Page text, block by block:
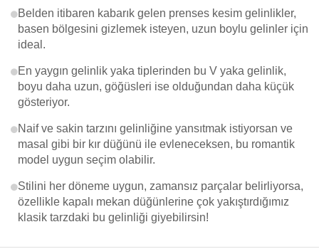
Belden itibaren kabarık gelen prenses kesim gelinlikler,
basen bölgesini gizlemek isteyen, uzun boylu gelinler için
ideal.
En yaygın gelinlik yaka tiplerinden bu V yaka gelinlik,
boyu daha uzun, göğüsleri ise olduğundan daha küçük
gösteriyor.
Naif ve sakin tarzını gelinliğine yansıtmak istiyorsan ve
masal gibi bir kır düğünü ile evleneceksen, bu romantik
model uygun seçim olabilir.
Stilini her döneme uygun, zamansız parçalar belirliyorsa,
özellikle kapalı mekan düğünlerine çok yakıştırdığımız
klasik tarzdaki bu gelinliği giyebilirsin!